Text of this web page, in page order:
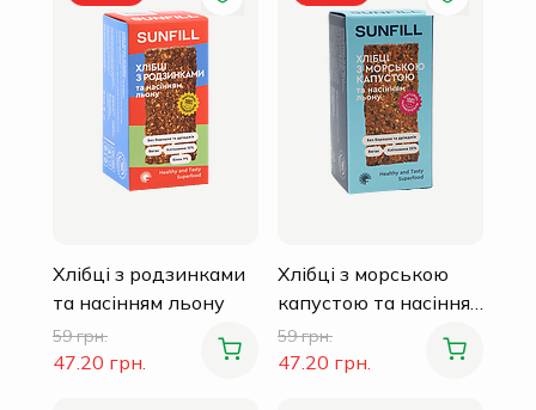
Хлібці з родзинками
та насінням льону
59 грн.
47.20 грн.
Хлібці з морською
капустою та насінням
льону
59 грн.
47.20 грн.